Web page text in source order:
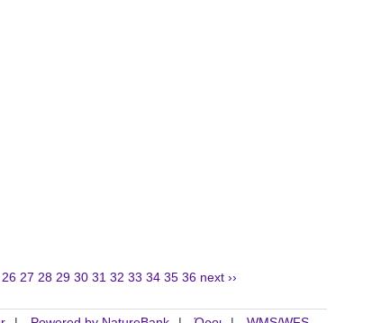
26 27 28 29 30 31 32 33 34 35 36 next ››